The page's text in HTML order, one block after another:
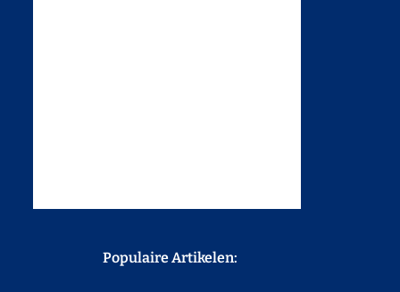
Populaire Artikelen: